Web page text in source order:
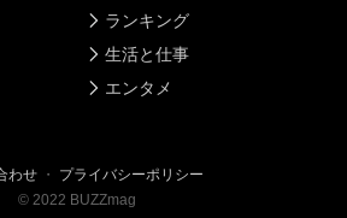
ランキング
生活と仕事
エンタメ
わせ ・ プライバシーポリシー
© 2022 BUZZmag